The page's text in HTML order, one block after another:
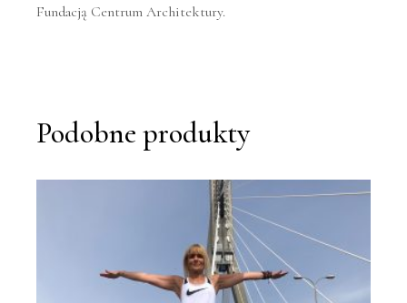
Fundacją Centrum Architektury.
Podobne produkty